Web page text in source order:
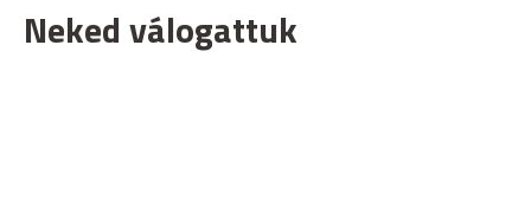
Neked válogattuk